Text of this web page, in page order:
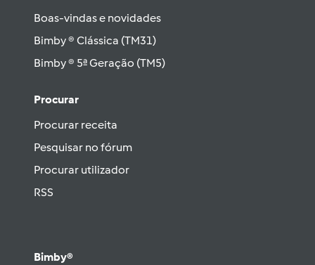
Boas-vindas e novidades
Bimby ® Clássica (TM31)
Bimby ® 5ª Geração (TM5)
Procurar
Procurar receita
Pesquisar no fórum
Procurar utilizador
RSS
Bimby®